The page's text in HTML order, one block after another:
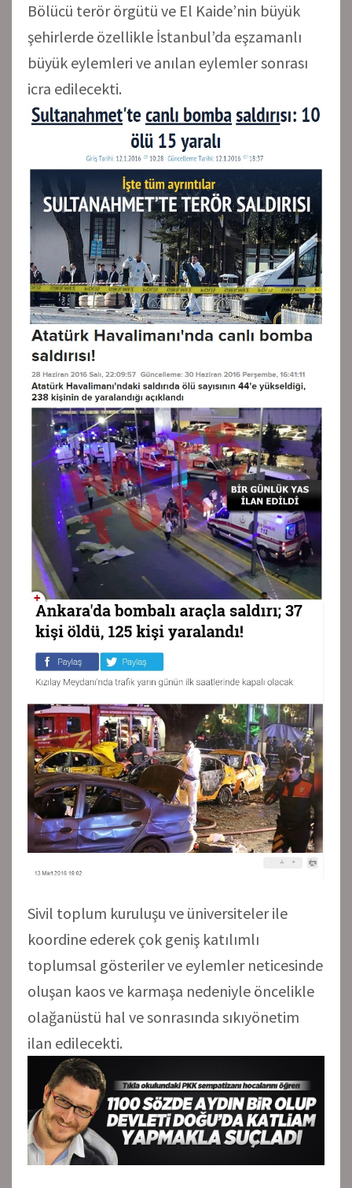
Bölücü terör örgütü ve El Kaide’nin büyük
şehirlerde özellikle İstanbul’da eşzamanlı
büyük eylemleri ve anılan eylemler sonrası
icra edilecekti.
Sivil toplum kuruluşu ve üniversiteler ile
koordine ederek çok geniş katılımlı
toplumsal gösteriler ve eylemler neticesinde
oluşan kaos ve karmaşa nedeniyle öncelikle
olağanüstü hal ve sonrasında sıkıyönetim
ilan edilecekti.